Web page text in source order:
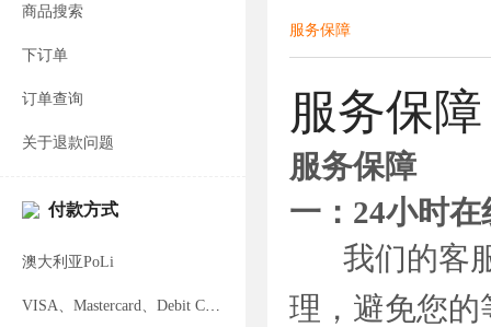
商品搜索
下订单
订单查询
关于退款问题
付款方式
澳大利亚PoLi
VISA、Mastercard、Debit Card支付
服务保障
服务保障
服务保障
一：24小时在
我们的客服
理，避免您的